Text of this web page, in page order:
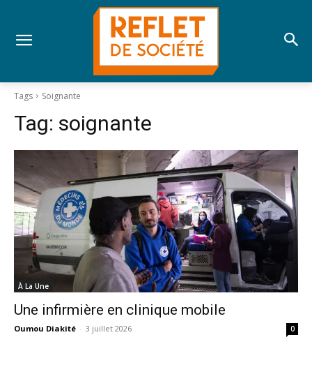
Tags Soignante
Tag: soignante
À La Une
Une infirmière en clinique mobile
Oumou Diakité - 3 juillet 2026 0